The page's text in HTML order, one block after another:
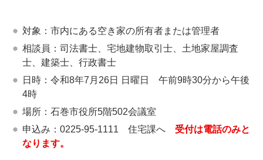
対象：市内にある空き家の所有者または管理者
相談員：司法書士、宅地建物取引士、土地家屋調査
士、建築士、行政書士
日時：令和8年7月26日 日曜日 午前9時30分から午後
4時
場所：石巻市役所5階502会議室
申込み：0225-95-1111 住宅課へ 受付は電話のみと
なります。